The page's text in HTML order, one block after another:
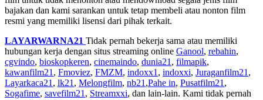
bajakan dan kami sarankan untuk tetap membeli atau nonton film
resmi yang memiliki lisensi dari pihak terkait.
LAYARWARNA21 Tidak pernah bekerja sama atau memiliki
hubungan kerja dengan situs streaming online Ganool, rebahin,
cgvindo, bioskopkeren, cinemaindo, dunia21 , filmapik,
kawanfilm21 , Fmoviez, FMZM, indoxx1 , indoxxi, Juraganfilm21 ,
Layarkaca21 , lk21 , Melongfilm, nb21 ,Pahe in, Pusatfilm21 ,
Sogafime, savefilm21 , Streamxxi, dan lain-lain. Kami tidak pernah